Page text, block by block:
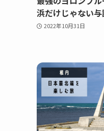
浜だけじゃない
2022年10月31日